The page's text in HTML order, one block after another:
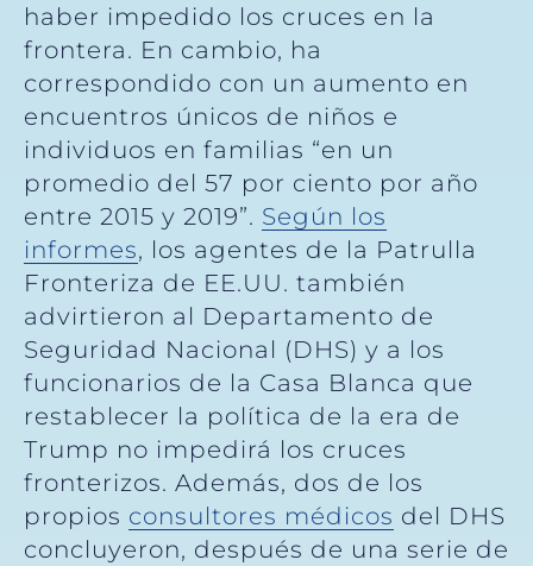
haber impedido los cruces en la
frontera. En cambio, ha
correspondido con un aumento en
encuentros únicos de niños e
individuos en familias “en un
promedio del 57 por ciento por año
entre 2015 y 2019”. Según los
informes, los agentes de la Patrulla
Fronteriza de EE.UU. también
advirtieron al Departamento de
Seguridad Nacional (DHS) y a los
funcionarios de la Casa Blanca que
restablecer la política de la era de
Trump no impedirá los cruces
fronterizos. Además, dos de los
propios consultores médicos del DHS
concluyeron, después de una serie de